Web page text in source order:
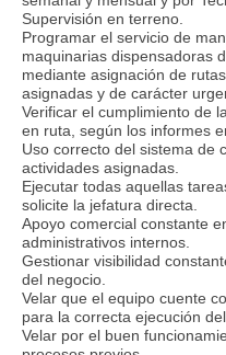
Supervisión en terreno.
Programar el servicio de
maquinarias dispensadoras
mediante asignación de
asignadas y de carácter
Verificar el cumplimiento de
en ruta, según los informes
Uso correcto del sistema de
actividades asignadas.
Ejecutar todas aquellas
solicite la jefatura directa.
Apoyo comercial constante
administrativos internos.
Gestionar visibilidad
del negocio.
Velar que el equipo cuente
para la correcta ejecución
Velar por el buen